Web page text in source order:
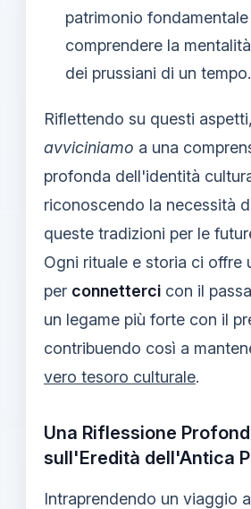
patrimonio
comprendere la
dei prussiani di un tempo.
Riflettendo su questi aspetti,
avviciniamo a una
profonda dell'identità
riconoscendo la necessità
queste tradizioni per le
Ogni rituale e storia ci offre
per connetterci con il
un legame più forte con il
contribuendo così a
vero tesoro culturale.
Una Riflessione
sull'Eredità dell'Antica
Intraprendendo un viaggio